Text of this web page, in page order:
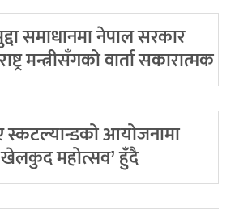
समाधानमा नेपाल सरकार
मन्त्रीसँगको वार्ता सकारात्मक
आयोजनामा
महोत्सव’ हुँदै